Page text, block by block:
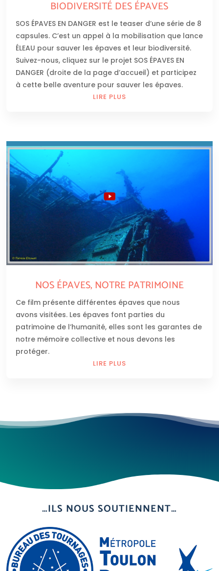
BIODIVERSITÉ DES ÉPAVES
SOS ÉPAVES EN DANGER est le teaser d’une série de 8
capsules. C’est un appel à la mobilisation que lance
ÉLEAU pour sauver les épaves et leur biodiversité.
Suivez-nous, cliquez sur le projet SOS ÉPAVES EN
DANGER (droite de la page d’accueil) et participez
à cette belle aventure pour sauver les épaves.
LIRE PLUS
NOS ÉPAVES, NOTRE PATRIMOINE
Ce film présente différentes épaves que nous
avons visitées. Les épaves font parties du
patrimoine de l’humanité, elles sont les garantes de
notre mémoire collective et nous devons les
protéger.
LIRE PLUS
…ILS NOUS SOUTIENNENT…